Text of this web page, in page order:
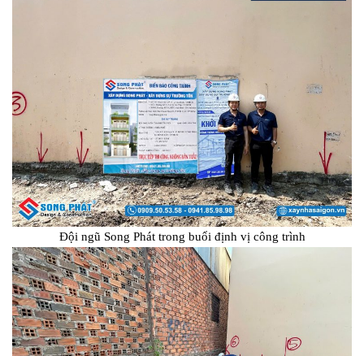
Đội ngũ Song Phát trong buổi định vị công trình